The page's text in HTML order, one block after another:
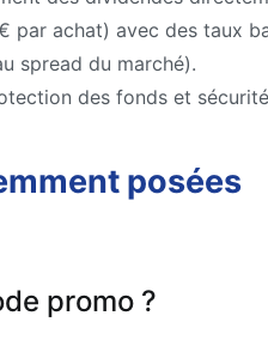
par achat) avec des taux
spread du marché).
des fonds et
posées
promo ?